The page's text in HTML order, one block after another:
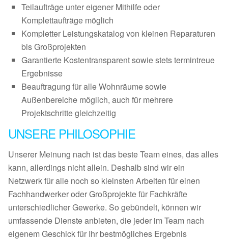
Teilaufträge unter eigener Mithilfe oder
Komplettaufträge möglich
Kompletter Leistungskatalog von kleinen Reparaturen
bis Großprojekten
Garantierte Kostentransparent sowie stets termintreue
Ergebnisse
Beauftragung für alle Wohnräume sowie
Außenbereiche möglich, auch für mehrere
Projektschritte gleichzeitig
UNSERE PHILOSOPHIE
Unserer Meinung nach ist das beste Team eines, das alles
kann, allerdings nicht allein. Deshalb sind wir ein
Netzwerk für alle noch so kleinsten Arbeiten für einen
Fachhandwerker oder Großprojekte für Fachkräfte
unterschiedlicher Gewerke. So gebündelt, können wir
umfassende Dienste anbieten, die jeder im Team nach
eigenem Geschick für Ihr bestmögliches Ergebnis